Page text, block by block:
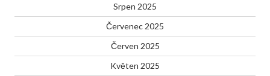
Srpen 2025
Červenec 2025
Červen 2025
Květen 2025